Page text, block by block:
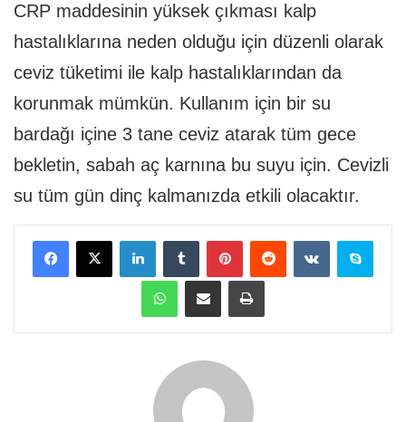
CRP maddesinin yüksek çıkması kalp
hastalıklarına neden olduğu için düzenli olarak
ceviz tüketimi ile kalp hastalıklarından da
korunmak mümkün. Kullanım için bir su
bardağı içine 3 tane ceviz atarak tüm gece
bekletin, sabah aç karnına bu suyu için. Cevizli
su tüm gün dinç kalmanızda etkili olacaktır.
FacebookX LinkedInTumblr PinterestReddit VKontakteSkype
WhatsAppE-Posta ile paylaş Yazdır